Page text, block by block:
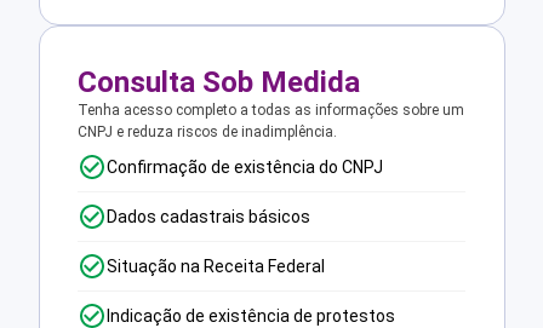
Consulta Sob Medida
Tenha acesso completo a todas as informações sobre um
CNPJ e reduza riscos de inadimplência.
Confirmação de existência do CNPJ
Dados cadastrais básicos
Situação na Receita Federal
Indicação de existência de protestos